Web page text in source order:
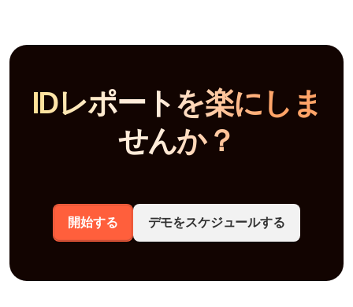
IDレポートを楽にしま
せんか？
開始する デモをスケジュールする